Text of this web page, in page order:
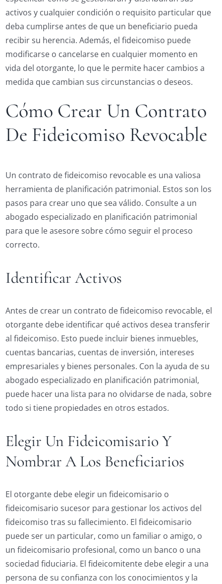
activos y cualquier condición o requisito particular que
deba cumplirse antes de que un beneficiario pueda
recibir su herencia. Además, el fideicomiso puede
modificarse o cancelarse en cualquier momento en
vida del otorgante, lo que le permite hacer cambios a
medida que cambian sus circunstancias o deseos.
Cómo Crear Un Contrato
De Fideicomiso Revocable
Un contrato de fideicomiso revocable es una valiosa
herramienta de planificación patrimonial. Estos son los
pasos para crear uno que sea válido. Consulte a un
abogado especializado en planificación patrimonial
para que le asesore sobre cómo seguir el proceso
correcto.
Identificar Activos
Antes de crear un contrato de fideicomiso revocable, el
otorgante debe identificar qué activos desea transferir
al fideicomiso. Esto puede incluir bienes inmuebles,
cuentas bancarias, cuentas de inversión, intereses
empresariales y bienes personales. Con la ayuda de su
abogado especializado en planificación patrimonial,
puede hacer una lista para no olvidarse de nada, sobre
todo si tiene propiedades en otros estados.
Elegir Un Fideicomisario Y
Nombrar A Los Beneficiarios
El otorgante debe elegir un fideicomisario o
fideicomisario sucesor para gestionar los activos del
fideicomiso tras su fallecimiento. El fideicomisario
puede ser un particular, como un familiar o amigo, o
un fideicomisario profesional, como un banco o una
sociedad fiduciaria. El fideicomitente debe elegir a una
persona de su confianza con los conocimientos y la